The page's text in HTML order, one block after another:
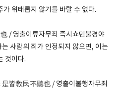
위태롭지 않기를 바랄 수 없다.
/ 영출이류자무죄 즉시쇼민불경야
사람의 죄가 인정되지 않으면, 이는
것이다.
皆敎民不聽也 / 영출이불행자무죄